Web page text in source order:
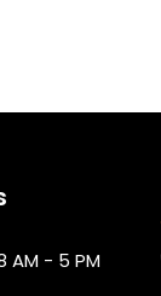
AM - 5 PM